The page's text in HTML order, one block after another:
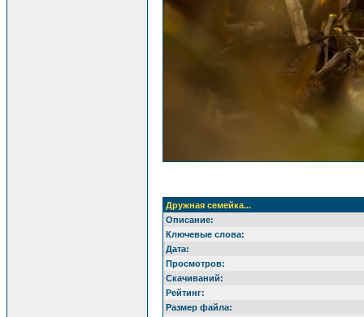
Дружная семейка...
Описание:
Ключевые слова:
Дата:
Просмотров:
Скачиваний:
Рейтинг:
Размер файла: